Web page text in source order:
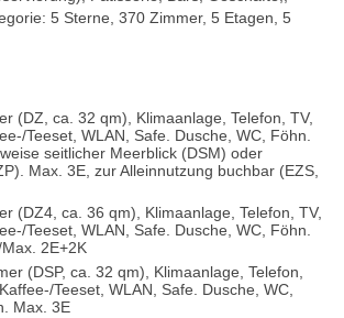
5 Sterne, 370 Zimmer, 5 Etagen, 5
(DZ, ca. 32 qm), Klimaanlage, Telefon, TV,
Teeset, WLAN, Safe. Dusche, WC, Föhn.
seitlicher Meerblick (DSM) oder
Max. 3E, zur Alleinnutzung buchbar (EZS,
(DZ4, ca. 36 qm), Klimaanlage, Telefon, TV,
Teeset, WLAN, Safe. Dusche, WC, Föhn.
2E+2K
(DSP, ca. 32 qm), Klimaanlage, Telefon,
Teeset, WLAN, Safe. Dusche, WC,
Max. 3E